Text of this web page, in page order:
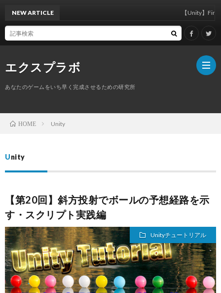
エクスプラボ
あなたのゲームをいち早く完成させるための研究所
ム
ロ
フ
ィ
ー
ル
サ
ー
ビ
ス
NEW ARTICLE 【Unity】
HOME Unity
Unity
【第20回】斜方投射でボールの予想経路を示
す・スクリプト実践編
Unityチュートリアル